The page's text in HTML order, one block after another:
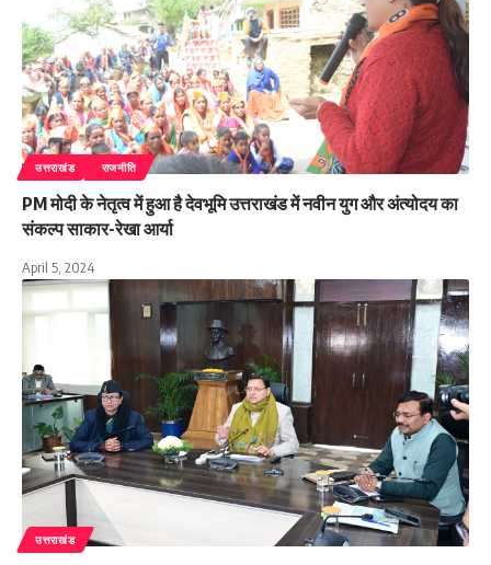
उत्तराखंड राजनीति
PM मोदी के नेतृत्व में हुआ है देवभूमि उत्तराखंड में नवीन युग और अंत्योदय का
संकल्प साकार-रेखा आर्या
April 5, 2024
उत्तराखंड